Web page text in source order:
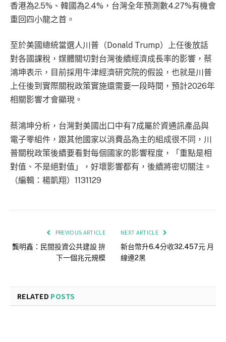
香港為2.5%、韓國為2.4%，台灣全年預測數4.27%有機會
重回四小龍之首。
至於美國總統當選人川普（Donald Trump）上任後放話
對各國課稅，媒體關切對台灣後續經濟成長率的影響，蔡
鴻坤表示，目前採用牛津經濟研究院的假設，也就是川普
上任後到實際關稅政策實施還需要一段時間，預計2026年
相關影響才會顯現。
蔡鴻坤分析，台灣對美國出口中有7成屬於資通訊產品與
電子零組件，跟其他國家以消費品為主的組成很不同，川
普關稅政策後續要看對每個國家的影響程度，「重點是相
對值、不是絕對值」，好壞影響都有，後續將密切關注。
（編輯：楊凱翔）1131129
PREVIOUS ARTICLE
龔明鑫：民間投資公共建設 拚
下一個兆元規模
NEXT ARTICLE
新台幣升6.4分收32.457元 月
線連2黑
RELATED POSTS